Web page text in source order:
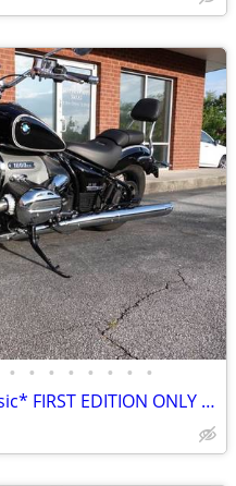
• • • • • • • •
2021 *BMW* *R* *18* *Classic* FIRST EDITION ONLY 4,100 MILES